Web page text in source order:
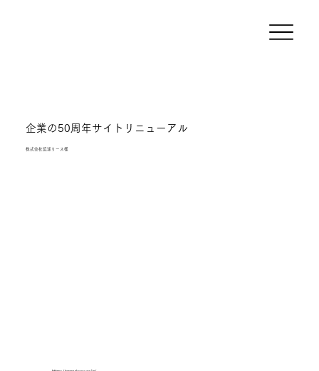
企業の50周年サイトリニューアル
株式会社琉球リース様